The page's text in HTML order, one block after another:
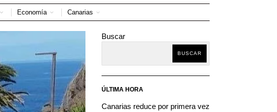
Economía Canarias
Buscar
BUSCAR
ÚLTIMA HORA
Canarias reduce por primera vez